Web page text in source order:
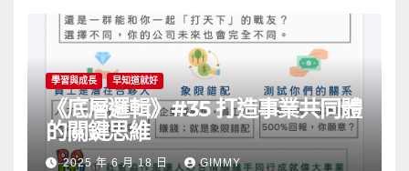
學習與成長 早知道就好
《底層邏輯》#35 打造事業共同體
的關鍵思維
2025 年 6 月 18 日 GIMMY